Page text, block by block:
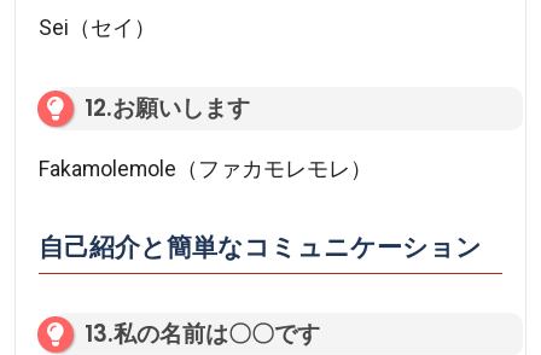
Sei（セイ）
12.お願いします
Fakamolemole（ファカモレモレ）
自己紹介と簡単なコミュニケーション
13.私の名前は〇〇です